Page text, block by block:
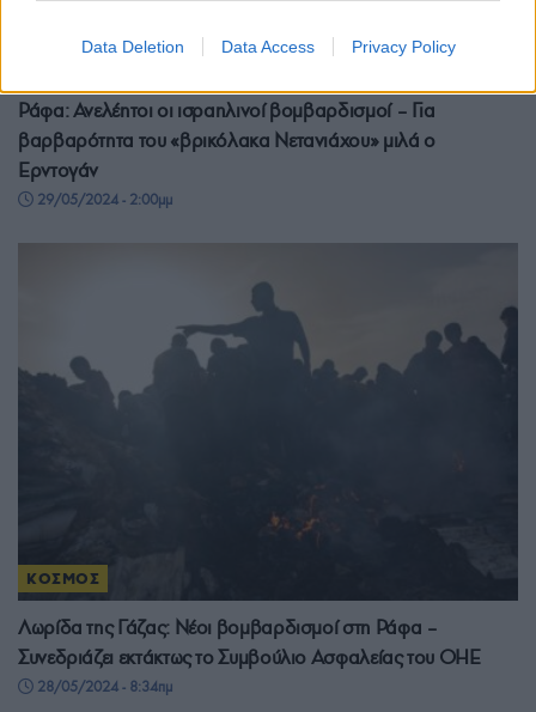
Data Deletion Data Access Privacy Policy
Ράφα: Ανελέητοι οι ισραηλινοί βομβαρδισμοί – Για
βαρβαρότητα του «βρικόλακα Νετανιάχου» μιλά ο
Ερντογάν
29/05/2024 - 2:00μμ
ΚΟΣΜΟΣ
Λωρίδα της Γάζας: Νέοι βομβαρδισμοί στη Ράφα –
Συνεδριάζει εκτάκτως το Συμβούλιο Ασφαλείας του ΟΗΕ
28/05/2024 - 8:34πμ